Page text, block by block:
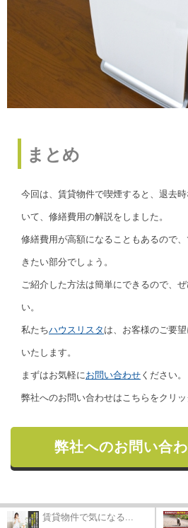
まとめ
今回は、賃貸物件で喫煙すると、退去
いて、修繕費用の解説をしました。
修繕費用が高額になることもあるので
きたい部分でしょう。
ご紹介した方法は簡単にできるので、
い。
私たちハウスリスタ は、お客様のご要
いたします。
まずはお気軽に お問い合わせ ください。
弊社へのお問い合わせはこちらをクリッ
弊社へのお問い合
賃貸物件で気になる...